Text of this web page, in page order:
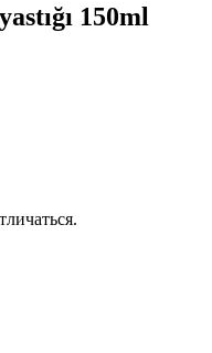
150ml